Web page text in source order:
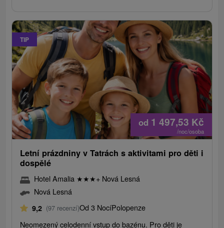
TIP
od 1 497,53 Kč
/noc/osoba
Letní prázdniny v Tatrách s aktivitami pro děti i
dospělé
Hotel Amalia ★★★+ Nová Lesná
Nová Lesná
9,2 (97 recenzí)Od 3 NocíPolopenze
Neomezený celodenní vstup do bazénu. Pro děti je